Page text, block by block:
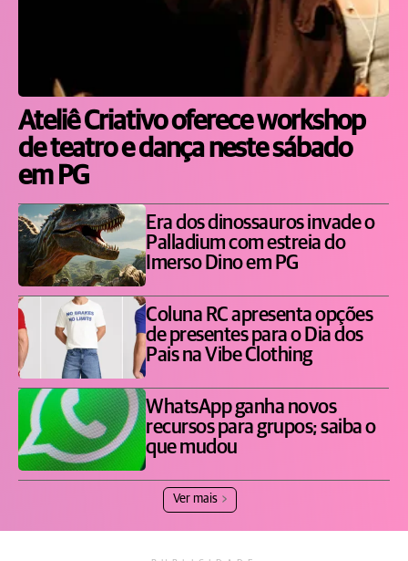
Ateliê Criativo oferece workshop
de teatro e dança neste sábado
em PG
Era dos dinossauros invade o
Palladium com estreia do
Imerso Dino em PG
Coluna RC apresenta opções
de presentes para o Dia dos
Pais na Vibe Clothing
WhatsApp ganha novos
recursos para grupos; saiba o
que mudou
Ver mais